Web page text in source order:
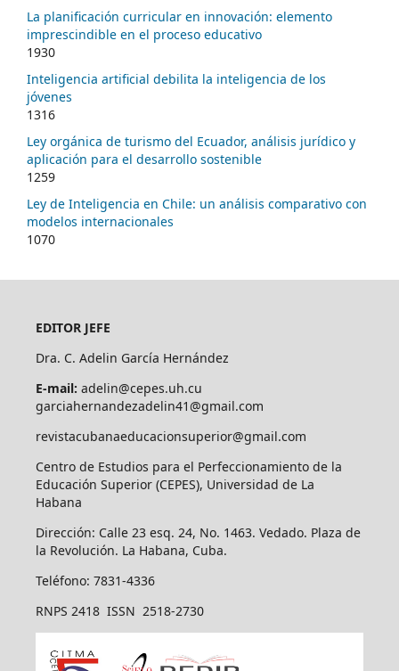
La planificación curricular en innovación: elemento
imprescindible en el proceso educativo
1930
Inteligencia artificial debilita la inteligencia de los
jóvenes
1316
Ley orgánica de turismo del Ecuador, análisis jurídico y
aplicación para el desarrollo sostenible
1259
Ley de Inteligencia en Chile: un análisis comparativo con
modelos internacionales
1070
EDITOR JEFE
Dra. C. Adelin García Hernández
E-mail: adelin@cepes.uh.cu
garciahernandezadelin41@gmail.com
revistacubanaeducacionsuperior@gmail.com
Centro de Estudios para el Perfeccionamiento de la
Educación Superior (CEPES), Universidad de La
Habana
Dirección: Calle 23 esq. 24, No. 1463. Vedado. Plaza de
la Revolución. La Habana, Cuba.
Teléfono: 7831-4336
RNPS 2418 ISSN 2518-2730